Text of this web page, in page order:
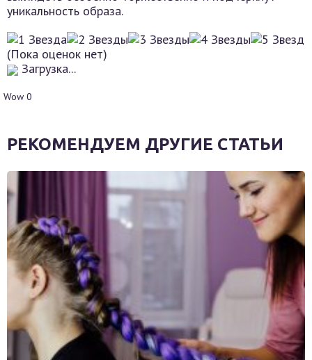
уникальность образа.
(Пока оценок нет)
Загрузка...
Wow 0
РЕКОМЕНДУЕМ ДРУГИЕ СТАТЬИ